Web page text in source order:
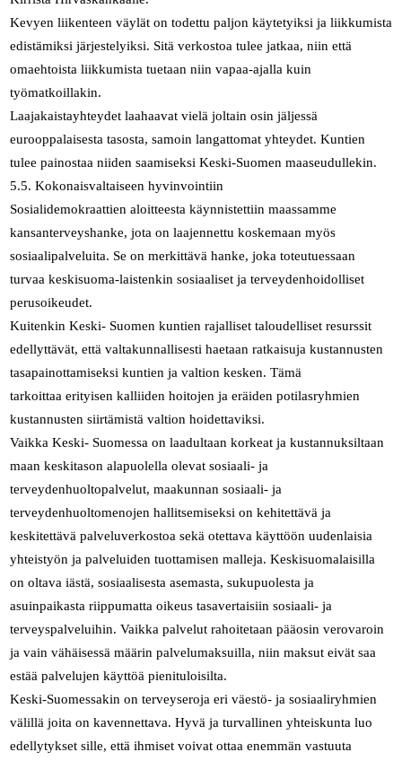
Kevyen liikenteen väylät on todettu paljon käytetyiksi ja liikkumista
edistämiksi järjestelyiksi. Sitä verkostoa tulee jatkaa, niin että
omaehtoista liikkumista tuetaan niin vapaa-ajalla kuin
työmatkoillakin.
Laajakaistayhteydet laahaavat vielä joltain osin jäljessä
eurooppalaisesta tasosta, samoin langattomat yhteydet. Kuntien
tulee painostaa niiden saamiseksi Keski-Suomen maaseudullekin.
5.5. Kokonaisvaltaiseen hyvinvointiin
Sosialidemokraattien aloitteesta käynnistettiin maassamme
kansanterveyshanke, jota on laajennettu koskemaan myös
sosiaalipalveluita. Se on merkittävä hanke, joka toteutuessaan
turvaa keskisuoma-laistenkin sosiaaliset ja terveydenhoidolliset
perusoikeudet.
Kuitenkin Keski- Suomen kuntien rajalliset taloudelliset resurssit
edellyttävät, että valtakunnallisesti haetaan ratkaisuja kustannusten
tasapainottamiseksi kuntien ja valtion kesken. Tämä
tarkoittaa erityisen kalliiden hoitojen ja eräiden potilasryhmien
kustannusten siirtämistä valtion hoidettaviksi.
Vaikka Keski- Suomessa on laadultaan korkeat ja kustannuksiltaan
maan keskitason alapuolella olevat sosiaali- ja
terveydenhuoltopalvelut, maakunnan sosiaali- ja
terveydenhuoltomenojen hallitsemiseksi on kehitettävä ja
keskitettävä palveluverkostoa sekä otettava käyttöön uudenlaisia
yhteistyön ja palveluiden tuottamisen malleja. Keskisuomalaisilla
on oltava iästä, sosiaalisesta asemasta, sukupuolesta ja
asuinpaikasta riippumatta oikeus tasavertaisiin sosiaali- ja
terveyspalveluihin. Vaikka palvelut rahoitetaan pääosin verovaroin
ja vain vähäisessä määrin palvelumaksuilla, niin maksut eivät saa
estää palvelujen käyttöä pienituloisilta.
Keski-Suomessakin on terveyseroja eri väestö- ja sosiaaliryhmien
välillä joita on kavennettava. Hyvä ja turvallinen yhteiskunta luo
edellytykset sille, että ihmiset voivat ottaa enemmän vastuuta